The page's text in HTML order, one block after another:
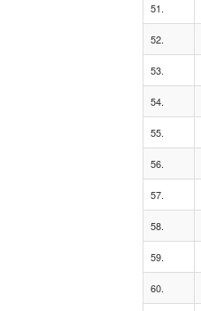
51.
52.
53.
54.
55.
56.
57.
58.
59.
60.